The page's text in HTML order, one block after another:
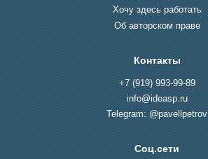
Хочу здесь работать
Об авторском праве
Контакты
+7 (919) 993-99-89
info@ideasp.ru
Telegram: @pavellpetrov
Соц.сети